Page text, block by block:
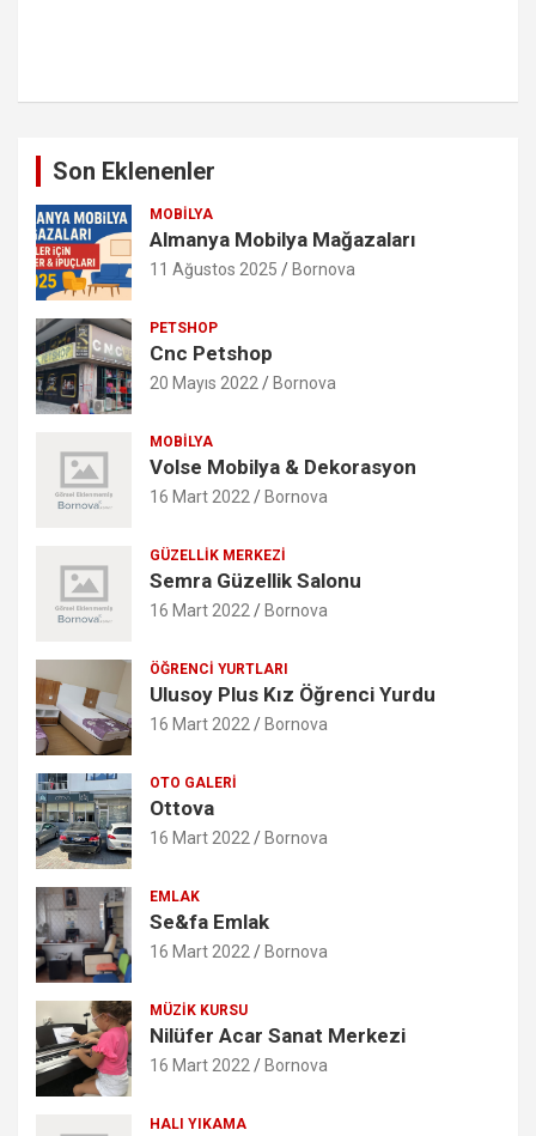
Son Eklenenler
MOBILYA
Almanya Mobilya Mağazaları
11 Ağustos 2025 Bornova
PETSHOP
Cnc Petshop
20 Mayıs 2022 Bornova
MOBILYA
Volse Mobilya & Dekorasyon
16 Mart 2022 Bornova
GÜZELLIK MERKEZI
Semra Güzellik Salonu
16 Mart 2022 Bornova
ÖĞRENCI YURTLARI
Ulusoy Plus Kız Öğrenci Yurdu
16 Mart 2022 Bornova
OTO GALERI
Ottova
16 Mart 2022 Bornova
EMLAK
Se&fa Emlak
16 Mart 2022 Bornova
MÜZIK KURSU
Nilüfer Acar Sanat Merkezi
16 Mart 2022 Bornova
HALI YIKAMA